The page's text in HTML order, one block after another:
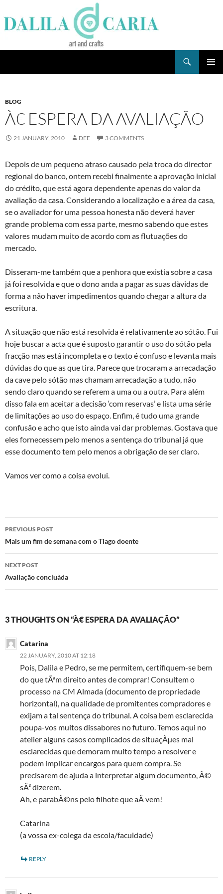
to
content
BLOG
À€ ESPERA DA AVALIAÇÃO
21 JANUARY, 2010 DEE 3 COMMENTS
Depois de um pequeno atraso causado pela troca do director
regional do banco, ontem recebi finalmente a aprovação inicial
do crédito, que está agora dependente apenas do valor da
avaliação da casa. Considerando a localização e a área da casa,
se o avaliador for uma pessoa honesta não deverá haver
grande problema com essa parte, mesmo sabendo que estes
valores mudam muito de acordo com as flutuações do
mercado.
Disseram-me também que a penhora que existia sobre a casa
já foi resolvida e que o dono anda a pagar as suas dà­vidas de
forma a não haver impedimentos quando chegar a altura da
escritura.
A situação que não está resolvida é relativamente ao sótão. Fui
hoje buscar a acta que é suposto garantir o uso do sótão pela
fracção mas está incompleta e o texto é confuso e levanta mais
dúvidas do que as que tira. Parece que trocaram a arrecadação
da cave pelo sótão mas chamam arrecadação a tudo, não
sendo claro quando se referem a uma ou a outra. Para além
disso fala em aceitar a decisão ‘com reservas’ e lista uma série
de limitações ao uso do espaço. Enfim, é tudo uma grande
confusão e acho que isto ainda vai dar problemas. Gostava que
eles fornecessem pelo menos a sentença do tribunal já que
esse documento tem pelo menos a obrigação de ser claro.
Vamos ver como a coisa evolui.
Post
navigation
PREVIOUS POST
Mais um fim de semana com o Tiago doente
NEXT POST
Avaliação concluà­da
3 THOUGHTS ON “À€ ESPERA DA AVALIAÇÃO”
Catarina
22 JANUARY, 2010 AT 12:18
Pois, Dalila e Pedro, se me permitem, certifiquem-se bem
do que tÃªm direito antes de comprar! Consultem o
processo na CM Almada (documento de propriedade
horizontal), na qualidade de promitentes compradores e
exijam a tal sentença do tribunal. A coisa bem esclarecida
poupa-vos muitos dissabores no futuro. Temos aqui no
atelier alguns casos complicados de situaçÃµes mal
esclarecidas que demoram muito tempo a resolver e
podem implicar encargos para quem compra. Se
precisarem de ajuda a interpretar algum documento, Ã©
sÃ³ dizerem.
Ah, e parabÃ©ns pelo filhote que aÃ­ vem!
Catarina
(a vossa ex-colega da escola/faculdade)
REPLY